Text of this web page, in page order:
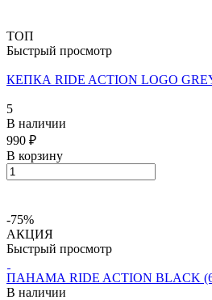
ТОП
Быстрый просмотр
КЕПКА RIDE ACTION LOGO
5
В наличии
990 ₽
В корзину
-75%
АКЦИЯ
Быстрый просмотр
ПАНАМА RIDE ACTION BLACK
В наличии